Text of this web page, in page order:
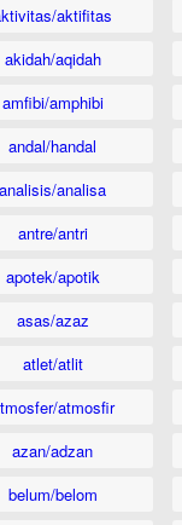
aktifitas
akidah/aqidah
amfibi/amphibi
andal/handal
analisis/analisa
antre/antri
apotek/apotik
asas/azaz
atlet/atlit
atmosfir
azan/adzan
belum/belom